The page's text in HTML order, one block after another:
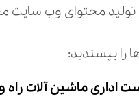
تولید محتوای وب سایت
را بپسندید:
اداری ماشین آلات راه